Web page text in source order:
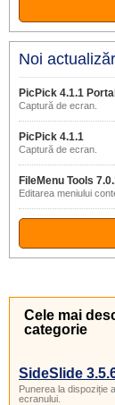
Noi
PicPick 4.1.1
Captură de ecran.
PicPick 4.1.1
Captură de ecran.
FileMenu Tools
Editarea meniului
Cele mai
categorie
SideSlide
Punerea la dispoziție
ecranului.